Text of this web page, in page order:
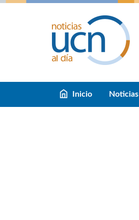
Inicio Noticias